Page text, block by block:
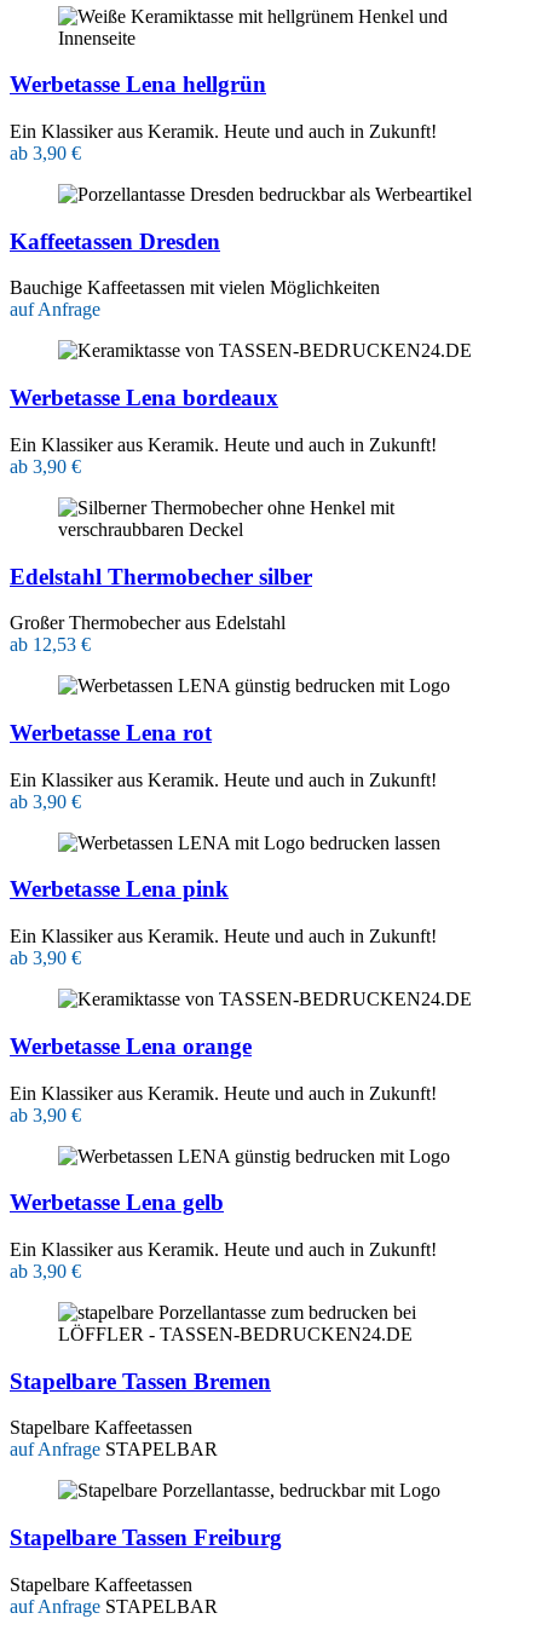
Werbetasse Lena hellgrün
Ein Klassiker aus Keramik. Heute und auch in Zukunft!
ab 3,90 €
Kaffeetassen Dresden
Bauchige Kaffeetassen mit vielen Möglichkeiten
auf Anfrage
Werbetasse Lena bordeaux
Ein Klassiker aus Keramik. Heute und auch in Zukunft!
ab 3,90 €
Edelstahl Thermobecher silber
Großer Thermobecher aus Edelstahl
ab 12,53 €
Werbetasse Lena rot
Ein Klassiker aus Keramik. Heute und auch in Zukunft!
ab 3,90 €
Werbetasse Lena pink
Ein Klassiker aus Keramik. Heute und auch in Zukunft!
ab 3,90 €
Werbetasse Lena orange
Ein Klassiker aus Keramik. Heute und auch in Zukunft!
ab 3,90 €
Werbetasse Lena gelb
Ein Klassiker aus Keramik. Heute und auch in Zukunft!
ab 3,90 €
Stapelbare Tassen Bremen
Stapelbare Kaffeetassen
auf Anfrage STAPELBAR
Stapelbare Tassen Freiburg
Stapelbare Kaffeetassen
auf Anfrage STAPELBAR